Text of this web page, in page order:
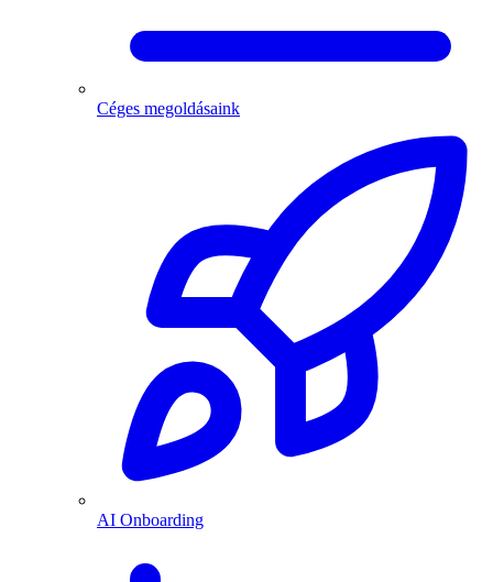
Céges megoldásaink
AI Onboarding